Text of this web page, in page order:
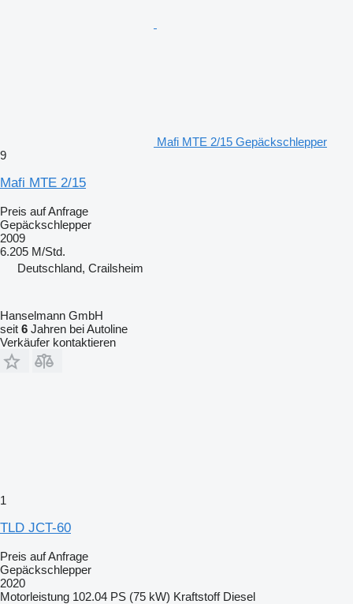
Mafi MTE 2/15 Gepäckschlepper
9
Mafi MTE 2/15
Preis auf Anfrage
Gepäckschlepper
2009
6.205 M/Std.
Deutschland, Crailsheim
Hanselmann GmbH
seit 6 Jahren bei Autoline
Verkäufer kontaktieren
1
TLD JCT-60
Preis auf Anfrage
Gepäckschlepper
2020
Motorleistung 102.04 PS (75 kW) Kraftstoff Diesel